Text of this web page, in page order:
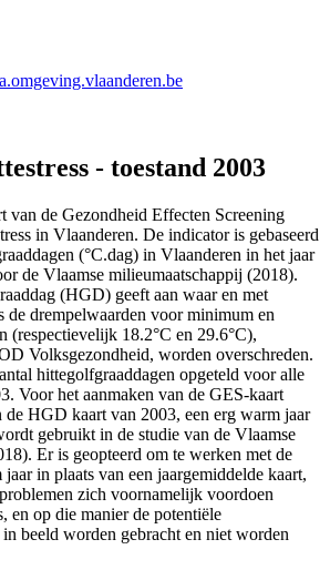
- toestand 2003
van de Gezondheid Effecten Screening
in Vlaanderen. De indicator is gebaseerd
(°C.dag) in Vlaanderen in het jaar
de Vlaamse milieumaatschappij (2018).
(HGD) geeft aan waar en met
de drempelwaarden voor minimum en
(respectievelijk 18.2°C en 29.6°C),
Volksgezondheid, worden overschreden.
hittegolfgraaddagen opgeteld voor alle
Voor het aanmaken van de GES-kaart
HGD kaart van 2003, een erg warm jaar
gebruikt in de studie van de Vlaamse
Er is geopteerd om te werken met de
in plaats van een jaargemiddelde kaart,
zich voornamelijk voordoen
en op die manier de potentiële
beeld worden gebracht en niet worden